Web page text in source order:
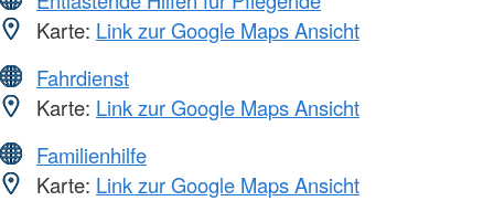
Karte: Link zur Google Maps Ansicht
Fahrdienst
Karte: Link zur Google Maps Ansicht
Familienhilfe
Karte: Link zur Google Maps Ansicht